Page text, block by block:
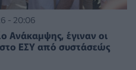
- 20:06
Ανάκαμψης, έγιναν οι
ΕΣΥ από συστάσεώς